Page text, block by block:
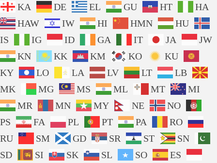
KA
DE EL GU HT
HA
HAW
IW HI HMN
HU
IS
IG ID GA IT JA
JW
KN
KK KM KO
KU
KY
LO LA LV LT
LB
MK
MG MS ML MT
MI
MR
MN MY NE
NO
PS
FA PL PT PA
RO
RU
SM GD SR ST
SN
SD
SI SK SL SO ES